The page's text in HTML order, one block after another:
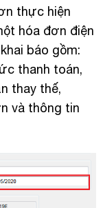
thực hiện
hóa đơn điện
báo gồm:
thanh toán,
thay thế,
và thông tin